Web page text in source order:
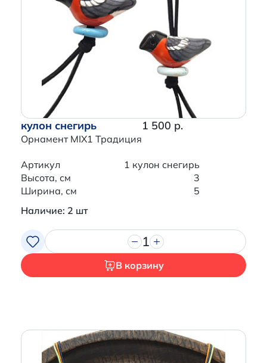
кулон снегирь
Орнамент MIX1 Традиция
1 500 р.
Артикул
1 кулон снегирь
Высота, см
3
Ширина, см
5
Наличие: 2 шт
1
В корзину